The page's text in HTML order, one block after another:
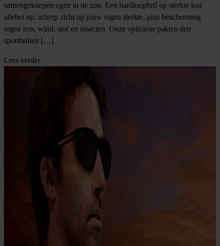
samengeknepen ogen in de zon. Een hardloopbril op sterkte lost
allebei op: scherp zicht op jouw eigen sterkte, plus bescherming
tegen zon, wind, stof en insecten. Onze opticiens pakten drie
sportbrillen […]
Lees verder